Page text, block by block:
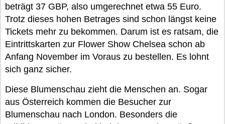
beträgt 37 GBP, also umgerechnet etwa 55 Euro.
Trotz dieses hohen Betrages sind schon längst keine
Tickets mehr zu bekommen. Darum ist es ratsam, die
Eintrittskarten zur Flower Show Chelsea schon ab
Anfang November im Voraus zu bestellen. Es lohnt
sich ganz sicher.
Diese Blumenschau zieht die Menschen an. Sogar
aus Österreich kommen die Besucher zur
Blumenschau nach London. Besonders die